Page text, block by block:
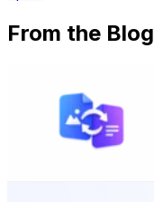
From the Blog